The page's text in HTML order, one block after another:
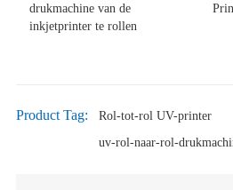
drukmachine van de
inkjetprinter te rollen
Product Tag: Rol-tot-rol UV-printer
uv-rol-naar-rol-